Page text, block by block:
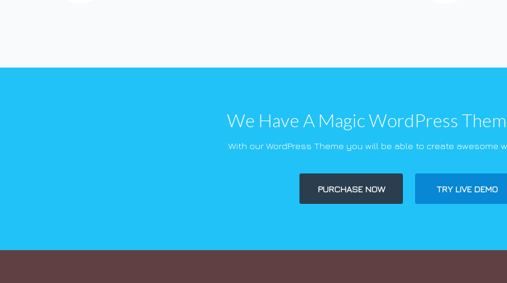
We Have A Magic WordPress
With our WordPress Theme you will be able to create awesome
PURCHASE NOW TRY LIVE DEMO